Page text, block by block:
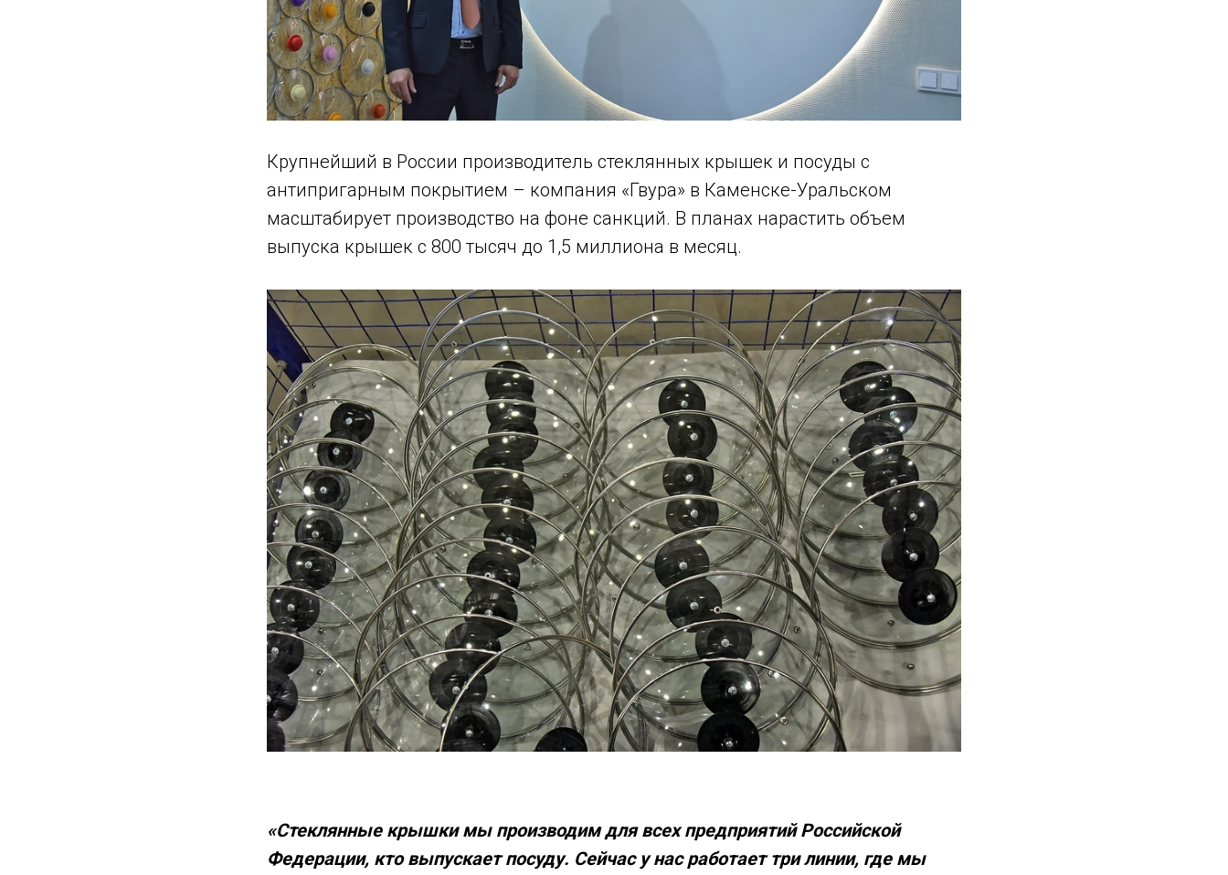
Крупнейший в России производитель стеклянных крышек и посуды с
антипригарным покрытием – компания «Гвура» в Каменске-Уральском
масштабирует производство на фоне санкций. В планах нарастить объем
выпуска крышек с 800 тысяч до 1,5 миллиона в месяц.
«Стеклянные крышки мы производим для всех предприятий Российской
Федерации, кто выпускает посуду. Сейчас у нас работает три линии, где мы